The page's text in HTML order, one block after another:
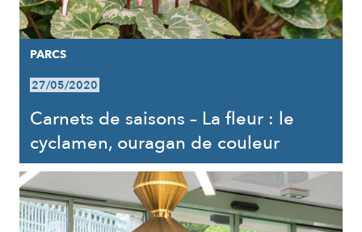
PARCS
27/05/2020
Carnets de saisons – La fleur : le
cyclamen, ouragan de couleur